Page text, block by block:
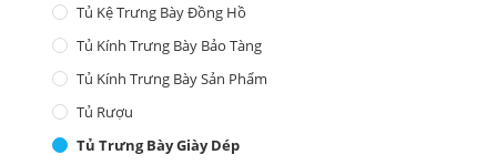
Tủ Kệ Trưng Bày Đồng Hồ
Tủ Kính Trưng Bày Bảo Tàng
Tủ Kính Trưng Bày Sản Phẩm
Tủ Rượu
Tủ Trưng Bày Giày Dép